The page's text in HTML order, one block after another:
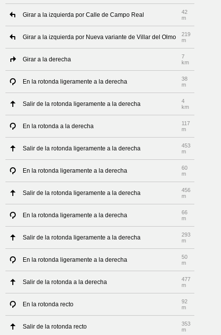
Girar a la izquierda por Calle de Campo Real
42
m
Girar a la izquierda por Nueva variante de Villar del Olmo
219
m
Girar a la derecha
7
km
En la rotonda ligeramente a la derecha
38
m
Salir de la rotonda ligeramente a la derecha
4
km
En la rotonda a la derecha
117
m
Salir de la rotonda ligeramente a la derecha
453
m
En la rotonda ligeramente a la derecha
60
m
Salir de la rotonda ligeramente a la derecha
456
m
En la rotonda ligeramente a la derecha
66
m
Salir de la rotonda ligeramente a la derecha
293
m
En la rotonda ligeramente a la derecha
50
m
Salir de la rotonda a la derecha
477
m
En la rotonda recto
92
m
Salir de la rotonda recto
353
m